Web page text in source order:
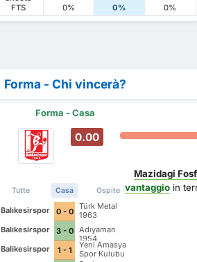
FTS
0% 0% 0%
Forma - Chi vincerà?
Forma - Casa
0.00
Tutte Casa Ospite
Balıkesirspor 0 - 0
Türk Metal
1963
Balıkesirspor
3 - 0
Adıyaman
1954
Balikesirspor
1 - 1
Yeni Amasya
Spor Kulubu
Mazidagi
vantaggio in